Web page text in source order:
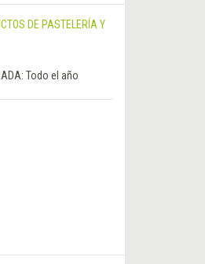
DE PASTELERÍA Y
Todo el año